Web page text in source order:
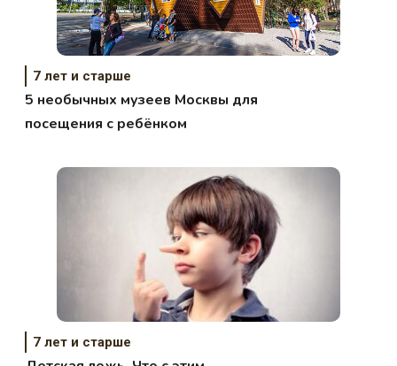
7 лет и старше
5 необычных музеев Москвы для
посещения с ребёнком
7 лет и старше